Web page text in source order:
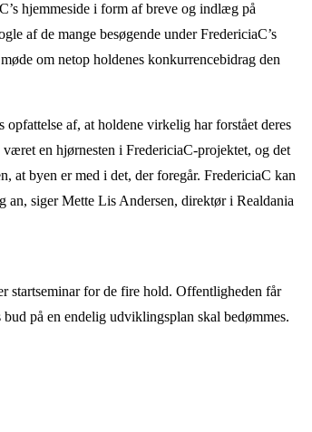
hjemmeside i form af breve og indlæg på
af de mange besøgende under FredericiaC’s
om netop holdenes konkurrencebidrag den
af, at holdene virkelig har forstået deres
en hjørnesten i FredericiaC-projektet, og det
at byen er med i det, der foregår. FredericiaC kan
siger Mette Lis Andersen, direktør i Realdania
startseminar for de fire hold. Offentligheden får
på en endelig udviklingsplan skal bedømmes.